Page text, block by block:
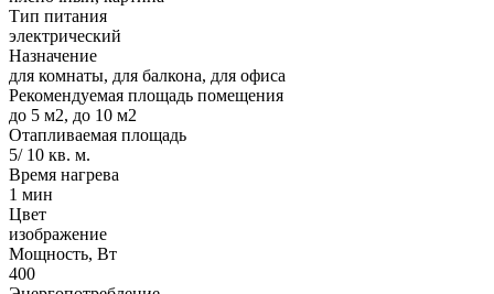
Тип питания
электрический
Назначение
для комнаты, для балкона, для офиса
Рекомендуемая площадь помещения
до 5 м2, до 10 м2
Отапливаемая площадь
5/ 10 кв. м.
Время нагрева
1 мин
Цвет
изображение
Мощность, Вт
400